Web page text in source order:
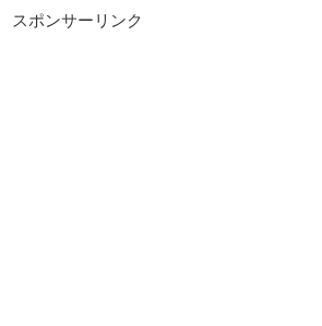
スポンサーリンク